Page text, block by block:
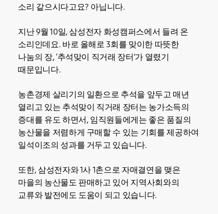
소리 같으시다고요? 아닙니다.
지난 9월 10일, 삼성전자 화성캠퍼스에서 들려 온
소리인데요. 바로 올해로 3회를 맞이한 따뜻한
나눔의 장, ‘추석맞이 직거래 장터’가 열렸기
때문입니다.
농촌경제 살리기의 일환으로 추석을 앞두고 매년
열리고 있는 추석맞이 직거래 장터는 농가소득의
증대를 유도 하면서, 임직원들에게는 좋은 품질의
농산물을 저렴하게 구매할 수 있는 기회를 제공하여
일석이조의 성과를 거두고 있습니다.
또한, 삼성전자와 1사 1촌으로 자매결연을 맺은
마을의 농산물도 판매하고 있어 지역사회와의
교류와 발전에도 도움이 되고 있습니다.